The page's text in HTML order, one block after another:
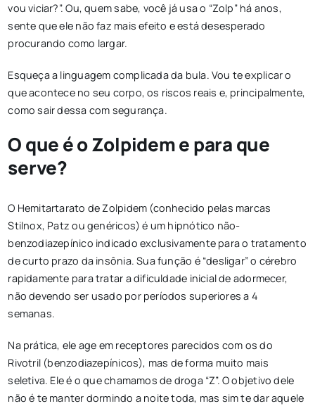
vou viciar?”. Ou, quem sabe, você já usa o “Zolp” há anos,
sente que ele não faz mais efeito e está desesperado
procurando como largar.
Esqueça a linguagem complicada da bula. Vou te explicar o
que acontece no seu corpo, os riscos reais e, principalmente,
como sair dessa com segurança.
O que é o Zolpidem e para que
serve?
O Hemitartarato de Zolpidem (conhecido pelas marcas
Stilnox, Patz ou genéricos) é um hipnótico não-
benzodiazepínico indicado exclusivamente para o tratamento
de curto prazo da insônia. Sua função é “desligar” o cérebro
rapidamente para tratar a dificuldade inicial de adormecer,
não devendo ser usado por períodos superiores a 4
semanas.
Na prática, ele age em receptores parecidos com os do
Rivotril (benzodiazepínicos), mas de forma muito mais
seletiva. Ele é o que chamamos de droga “Z”. O objetivo dele
não é te manter dormindo a noite toda, mas sim te dar aquele